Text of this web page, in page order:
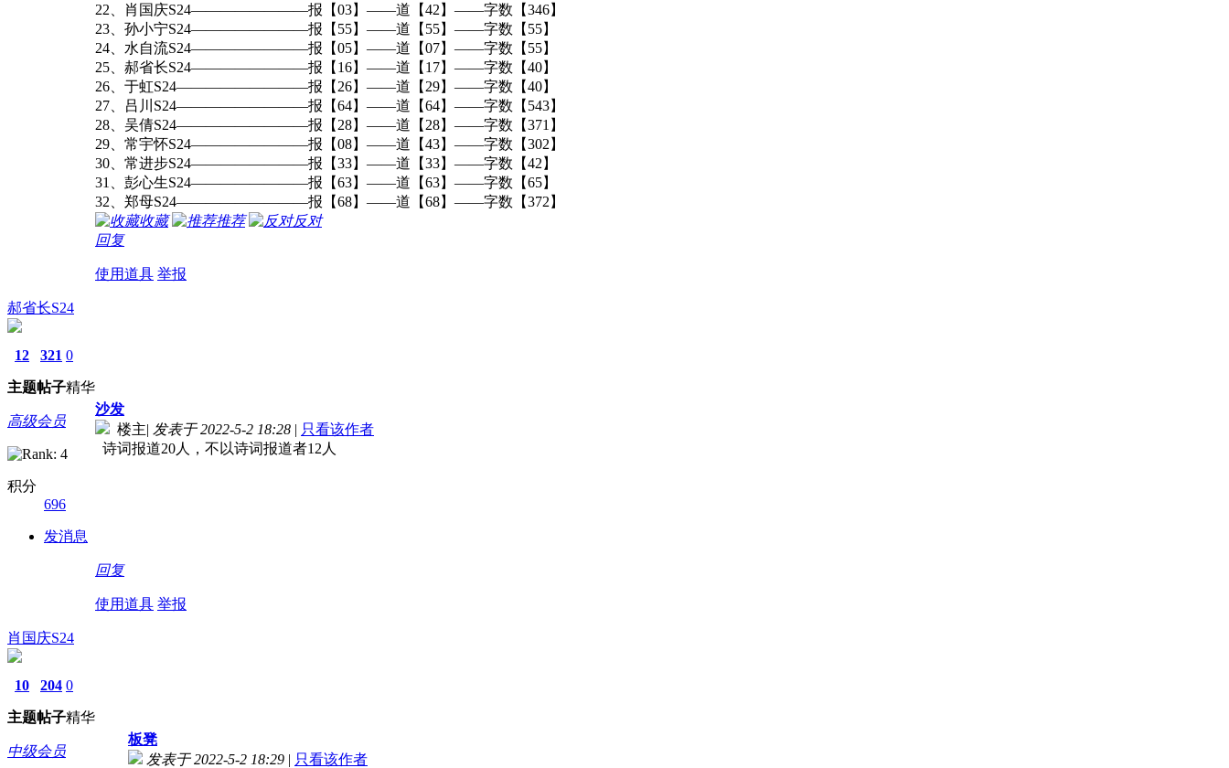
22、肖国庆S24————————报【03】——道【42】——字数【346】
23、孙小宁S24————————报【55】——道【55】——字数【55】
24、水自流S24————————报【05】——道【07】——字数【55】
25、郝省长S24————————报【16】——道【17】——字数【40】
26、于虹S24—————————报【26】——道【29】——字数【40】
27、吕川S24—————————报【64】——道【64】——字数【543】
28、吴倩S24—————————报【28】——道【28】——字数【371】
29、常宇怀S24————————报【08】——道【43】——字数【302】
30、常进步S24————————报【33】——道【33】——字数【42】
31、彭心生S24————————报【63】——道【63】——字数【65】
32、郑母S24—————————报【68】——道【68】——字数【372】
收藏
推荐
反对
回复
使用道具 举报
郝省长S24
12
主题
321
帖子
0
精华
高级会员
积分
696
发消息
沙发
楼主| 发表于 2022-5-2 18:28 | 只看该作者
诗词报道20人，不以诗词报道者12人
回复
使用道具 举报
肖国庆S24
10
主题
204
帖子
0
精华
中级会员
板凳
发表于 2022-5-2 18:29 | 只看该作者